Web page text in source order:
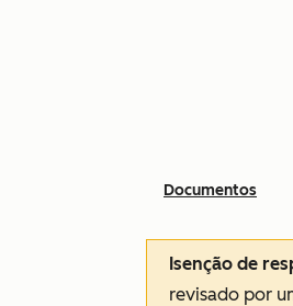
Documentos
Isenção de
revisado por